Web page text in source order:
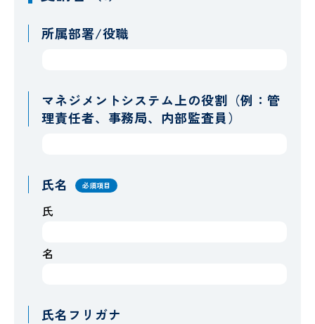
所属部署/役職
マネジメントシステム上の役割（例：管
理責任者、事務局、内部監査員）
氏名 必須項目
氏
名
氏名フリガナ